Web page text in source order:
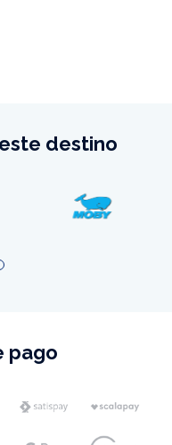
destino
pago